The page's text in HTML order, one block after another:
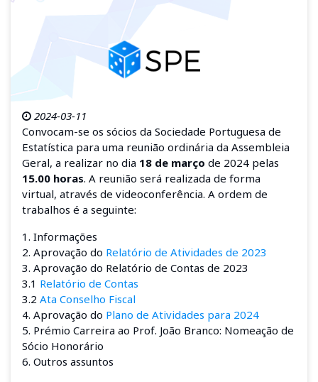
2024-03-11
Convocam-se os sócios da Sociedade Portuguesa de
Estatística para uma reunião ordinária da Assembleia
Geral, a realizar no dia 18 de março de 2024 pelas
15.00 horas. A reunião será realizada de forma
virtual, através de videoconferência. A ordem de
trabalhos é a seguinte:
1. Informações
2. Aprovação do Relatório de Atividades de 2023
3. Aprovação do Relatório de Contas de 2023
3.1 Relatório de Contas
3.2 Ata Conselho Fiscal
4. Aprovação do Plano de Atividades para 2024
5. Prémio Carreira ao Prof. João Branco: Nomeação de
Sócio Honorário
6. Outros assuntos